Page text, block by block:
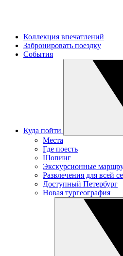
Коллекция впечатлений
Забронировать поездку
События
Куда пойти
Места
Где поесть
Шопинг
Экскурсионные
Развлечения для всей
Доступный Петербург
Новая тургеография